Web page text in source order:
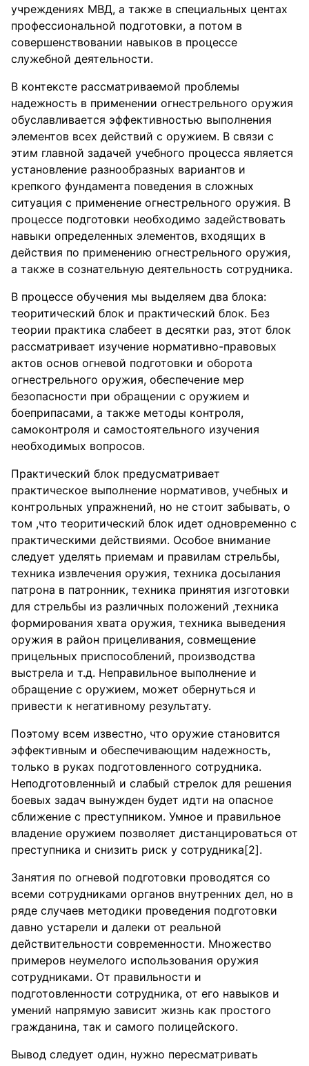
учреждениях МВД, а также в специальных центах
профессиональной подготовки, а потом в
совершенствовании навыков в процессе
служебной деятельности.
В контексте рассматриваемой проблемы
надежность в применении огнестрельного оружия
обуславливается эффективностью выполнения
элементов всех действий с оружием. В связи с
этим главной задачей учебного процесса является
установление разнообразных вариантов и
крепкого фундамента поведения в сложных
ситуация с применение огнестрельного оружия. В
процессе подготовки необходимо задействовать
навыки определенных элементов, входящих в
действия по применению огнестрельного оружия,
а также в сознательную деятельность сотрудника.
В процессе обучения мы выделяем два блока:
теоритический блок и практический блок. Без
теории практика слабеет в десятки раз, этот блок
рассматривает изучение нормативно-правовых
актов основ огневой подготовки и оборота
огнестрельного оружия, обеспечение мер
безопасности при обращении с оружием и
боеприпасами, а также методы контроля,
самоконтроля и самостоятельного изучения
необходимых вопросов.
Практический блок предусматривает
практическое выполнение нормативов, учебных и
контрольных упражнений, но не стоит забывать, о
том ,что теоритический блок идет одновременно с
практическими действиями. Особое внимание
следует уделять приемам и правилам стрельбы,
техника извлечения оружия, техника досылания
патрона в патронник, техника принятия изготовки
для стрельбы из различных положений ,техника
формирования хвата оружия, техника выведения
оружия в район прицеливания, совмещение
прицельных приспособлений, производства
выстрела и т.д. Неправильное выполнение и
обращение с оружием, может обернуться и
привести к негативному результату.
Поэтому всем известно, что оружие становится
эффективным и обеспечивающим надежность,
только в руках подготовленного сотрудника.
Неподготовленный и слабый стрелок для решения
боевых задач вынужден будет идти на опасное
сближение с преступником. Умное и правильное
владение оружием позволяет дистанцироваться от
преступника и снизить риск у сотрудника[2].
Занятия по огневой подготовки проводятся со
всеми сотрудниками органов внутренних дел, но в
ряде случаев методики проведения подготовки
давно устарели и далеки от реальной
действительности современности. Множество
примеров неумелого использования оружия
сотрудниками. От правильности и
подготовленности сотрудника, от его навыков и
умений напрямую зависит жизнь как простого
гражданина, так и самого полицейского.
Вывод следует один, нужно пересматривать